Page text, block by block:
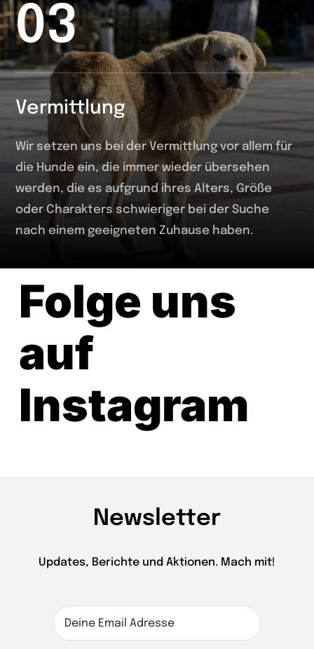
03
Vermittlung
Wir setzen uns bei der Vermittlung vor allem für
die Hunde ein, die immer wieder übersehen
werden, die es aufgrund ihres Alters, Größe
oder Charakters schwieriger bei der Suche
nach einem geeigneten Zuhause haben.
Folge uns
auf
Instagram
Newsletter
Updates, Berichte und Aktionen. Mach mit!